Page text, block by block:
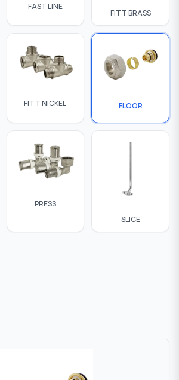
FAST LINE
FITT BRASS
FITT NICKEL FLOOR
PRESS
SLICE